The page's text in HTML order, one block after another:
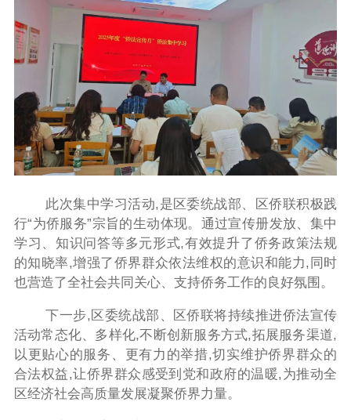
此次集中学习活动,是区委统战部、区侨联积极践
行“为侨服务”宗旨的生动体现。通过宣传册发放、集中
学习、知识问答等多元形式,有效提升了侨务政策法规
的知晓率,增强了侨界群众依法维权的意识和能力,同时
也营造了全社会共同关心、支持侨务工作的良好氛围。
下一步,区委统战部、区侨联将持续推进侨法宣传
活动常态化、多样化,不断创新服务方式,拓展服务渠道,
以更贴心的服务、更有力的举措,切实维护侨界群众的
合法权益,让侨界群众感受到党和政府的温暖,为推动全
区经济社会高质量发展凝聚侨界力量。